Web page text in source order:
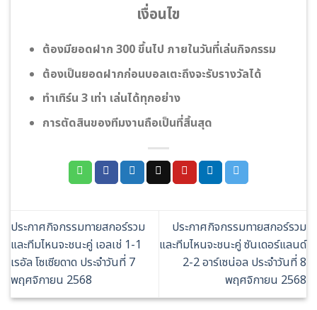
เงื่อนไข
ต้องมียอดฝาก 300 ขึ้นไป ภายในวันที่เล่นกิจกรรม
ต้องเป็นยอดฝากก่อนบอลเตะถึงจะรับรางวัลได้
ทําเทิร์น 3 เท่า เล่นได้ทุกอย่าง
การตัดสินของทีมงานถือเป็นที่สิ้นสุด
ประกาศกิจกรรมทายสกอร์รวม
และทีมไหนจะชนะคู่ เอลเช่ 1-1
เรอัล โซเซียดาด ประจำวันที่ 7
พฤศจิกายน 2568
ประกาศกิจกรรมทายสกอร์รวม
และทีมไหนจะชนะคู่ ซันเดอร์แลนด์
2-2 อาร์เซน่อล ประจำวันที่ 8
พฤศจิกายน 2568